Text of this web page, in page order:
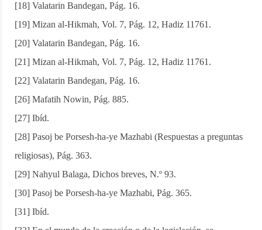
[18] Valatarin Bandegan, Pág. 16.
[19] Mizan al-Hikmah, Vol. 7, Pág. 12, Hadiz 11761.
[20] Valatarin Bandegan, Pág. 16.
[21] Mizan al-Hikmah, Vol. 7, Pág. 12, Hadiz 11761.
[22] Valatarin Bandegan, Pág. 16.
[26] Mafatih Nowin, Pág. 885.
[27] Ibíd.
[28] Pasoj be Porsesh-ha-ye Mazhabi (Respuestas a preguntas
religiosas), Pág. 363.
[29] Nahyul Balaga, Dichos breves, N.º 93.
[30] Pasoj be Porsesh-ha-ye Mazhabi, Pág. 365.
[31] Ibíd.